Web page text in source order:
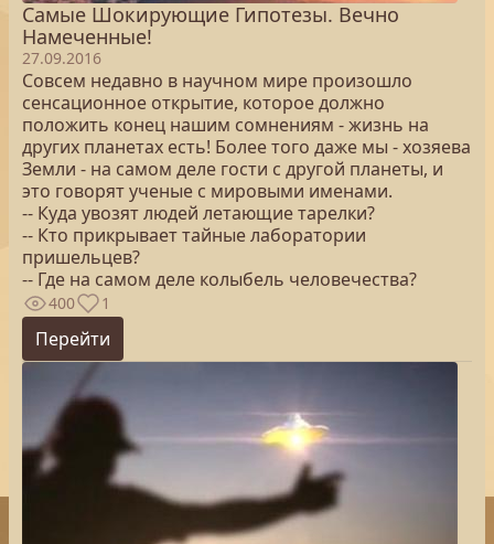
Самые Шокирующие Гипотезы. Вечно
Намеченные!
27.09.2016
Совсем недавно в научном мире произошло
сенсационное открытие, которое должно
положить конец нашим сомнениям - жизнь на
других планетах есть! Более того даже мы - хозяева
Земли - на самом деле гости с другой планеты, и
это говорят ученые с мировыми именами.
-- Куда увозят людей летающие тарелки?
-- Кто прикрывает тайные лаборатории
пришельцев?
-- Где на самом деле колыбель человечества?
400 1
Перейти